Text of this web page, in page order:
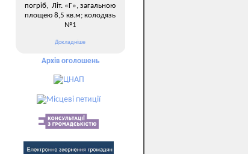
погріб, Літ. «Г», загальною
площею 8,5 кв.м; колодязь
№1
Докладніше
Архів оголошень